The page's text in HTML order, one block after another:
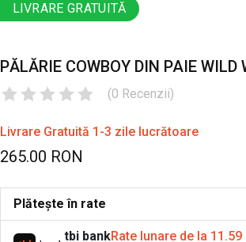
LIVRARE GRATUITĂ
PĂLĂRIE COWBOY DIN PAIE WILD
(0 Recenzii)
Livrare Gratuită 1-3 zile lucrătoare
265.00 RON
Plătește în rate
tbi bankRate lunare de la 11.59